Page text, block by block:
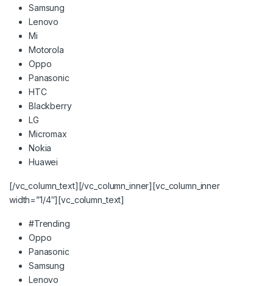
Samsung
Lenovo
Mi
Motorola
Oppo
Panasonic
HTC
Blackberry
LG
Micromax
Nokia
Huawei
[/vc_column_text][/vc_column_inner][vc_column_inner
width=”1/4″][vc_column_text]
#Trending
Oppo
Panasonic
Samsung
Lenovo